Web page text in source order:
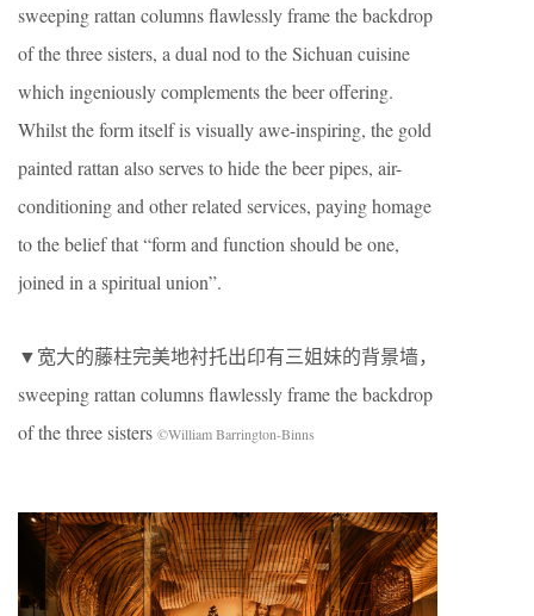
sweeping rattan columns flawlessly frame the backdrop
of the three sisters, a dual nod to the Sichuan cuisine
which ingeniously complements the beer offering.
Whilst the form itself is visually awe-inspiring, the gold
painted rattan also serves to hide the beer pipes, air-
conditioning and other related services, paying homage
to the belief that “form and function should be one,
joined in a spiritual union”.
▼宽大的藤柱完美地衬托出印有三姐妹的背景墙，
sweeping rattan columns flawlessly frame the backdrop
of the three sisters ©William Barrington-Binns